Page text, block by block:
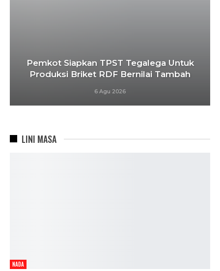
Pemkot Siapkan TPST Tegalega Untuk
Produksi Briket RDF Bernilai Tambah
6 Agu 2026
LINI MASA
NADA